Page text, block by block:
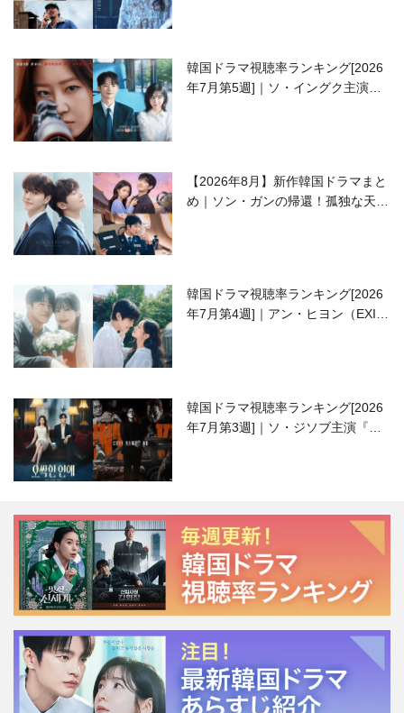
韓国ドラマ視聴率ランキング[2026
年7月第5週]｜ソ・イングク主演の
【2026年8月】新作韓国ドラマまと
め｜ソン・ガンの帰還！孤独な天才
韓国ドラマ視聴率ランキング[2026
年7月第4週]｜アン・ヒヨン（EXID
韓国ドラマ視聴率ランキング[2026
年7月第3週]｜ソ・ジソブ主演『エ